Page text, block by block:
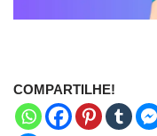
COMPARTILHE!